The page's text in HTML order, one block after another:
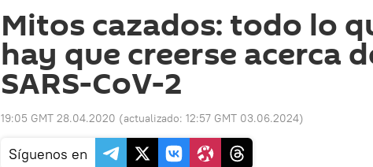
Mitos cazados: todo lo
hay que creerse acerca
SARS-CoV-2
19:05 GMT 28.04.2020 (actualizado: 12:57 GMT 03.06.2024)
Síguenos en